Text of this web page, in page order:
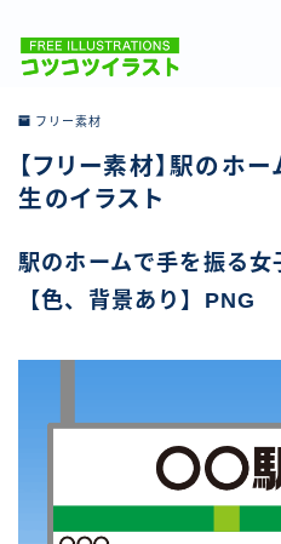
ホーム
お問い合わせ
フリー素材
【フリー素材】駅のホ
生のイラスト
駅のホームで手を振る女
【色、背景あり】PNG